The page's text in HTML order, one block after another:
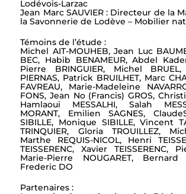
Lodévois-Larzac
Jean Marc SAUVIER : Directeur de la
la Savonnerie de Lodève – Mobilier
Témoins de l’étude :
Michel AIT-MOUHEB, Jean Luc
BEC, Habib BENAMEUR, Abdel
Pierre BRINGUIER, Michel
PIERNAS, Patrick BRUILHET, Marc
FAVREAU, Marie-Madeleine
FONS, Jean No (Francis) GROS,
Hamlaoui MESSALHI, Salah
MORANT, Emilien SAGNES,
SIBILLE, Monique SIBILLE, Vincent
TRINQUIER, Gloria TROUILLEZ,
Marthe REQUIS-NICOL, Henri
TEISSERENC, Xavier TEISSERENC,
Marie-Pierre NOUGARET,
Frederic DO
Partenaires :